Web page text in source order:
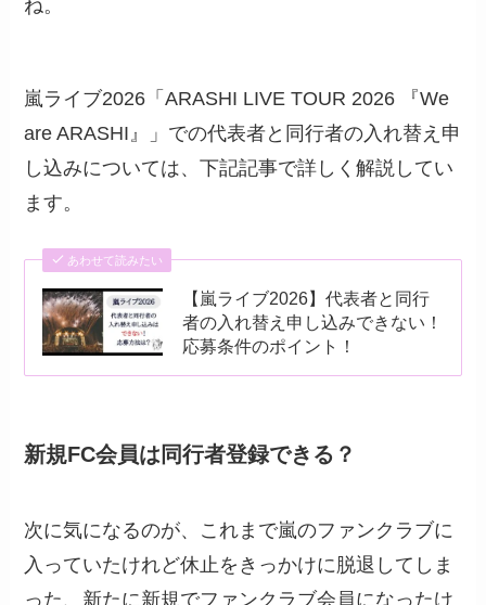
ね。
嵐ライブ2026「ARASHI LIVE TOUR 2026 『We
are ARASHI』」での代表者と同行者の入れ替え申
し込みについては、下記記事で詳しく解説してい
ます。
あわせて読みたい
【嵐ライブ2026】代表者と同行
者の入れ替え申し込みできない！
応募条件のポイント！
新規FC会員は同行者登録できる？
次に気になるのが、これまで嵐のファンクラブに
入っていたけれど休止をきっかけに脱退してしま
った、新たに新規でファンクラブ会員になったけ